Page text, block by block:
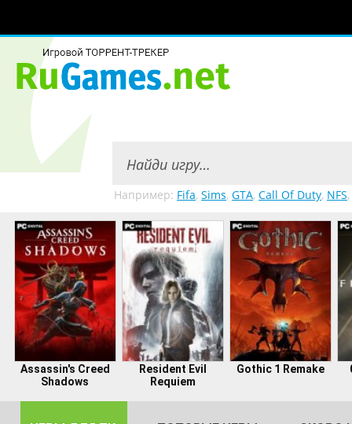
Например: Fifa, Sims, GTA, Call Of Duty, NFS,
Assassin's Creed
Shadows
Resident Evil
Requiem
Gothic 1 Remake